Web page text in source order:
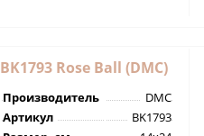
BK1793 Rose Ball (DMC)
Производитель
DMC
Артикул
BK1793